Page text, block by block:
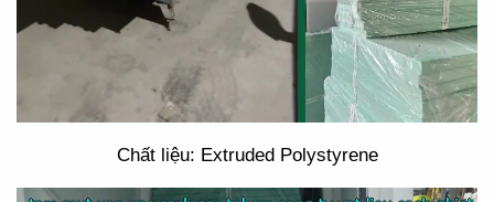
Chất liệu: Extruded Polystyrene